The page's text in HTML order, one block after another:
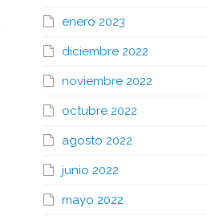
enero 2023
diciembre 2022
noviembre 2022
octubre 2022
agosto 2022
junio 2022
mayo 2022